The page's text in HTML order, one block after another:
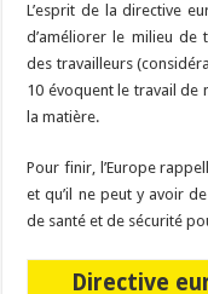
L’esprit de la directive
d’améliorer le milieu
des travailleurs
10 évoquent le travail de
la matière.
Pour finir, l’Europe
et qu’il ne peut y avoir
de santé et de sécurité
Directive